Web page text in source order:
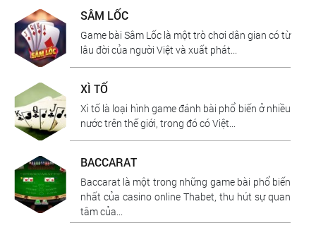
SÂM LỐC
Game bài Sâm Lốc là một trò chơi dân gian có từ
lâu đời của người Việt và xuất phát...
XÌ TỐ
Xì tố là loại hình game đánh bài phổ biến ở nhiều
nước trên thế giới, trong đó có Việt...
BACCARAT
Baccarat là một trong những game bài phổ biến
nhất của casino online Thabet, thu hút sự quan
tâm của...